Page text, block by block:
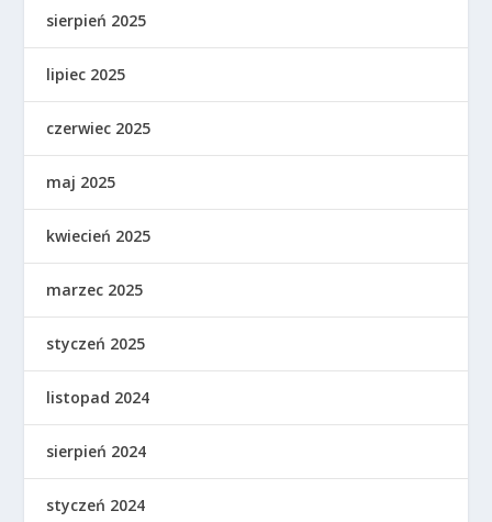
sierpień 2025
lipiec 2025
czerwiec 2025
maj 2025
kwiecień 2025
marzec 2025
styczeń 2025
listopad 2024
sierpień 2024
styczeń 2024